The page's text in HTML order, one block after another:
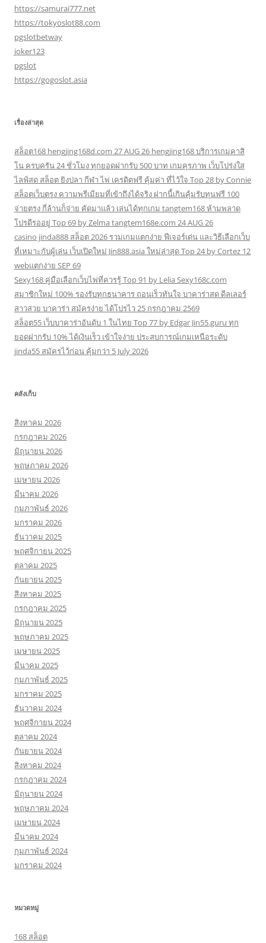
https://samurai777.net
https://tokyoslot88.com
pgslotbetway
joker123
pgslot
https://gogoslot.asia
เรื่องล่าสุด
สล็อต168 hengjing168d.com 27 AUG 26 hengjing168 บริการเกมคาสิ
โน ครบครัน 24 ชั่วโมง ทุกยอดฝากรับ 500 บาท เกมคุรภาพ เว็บโปร่งใส
ไลฟ์สด สล็อต ยิงปลา กีฬา ไพ่ เครดิตฟรี คุ้มค่า ที่ไว้ใจ Top 28 by Connie
สล็อตเว็บตรง ความพรีเมียมที่เข้าถึงได้จริง ฝากนี้เกินคุ้มรับทุนฟรี 100
จ่ายตรง กี่ล้านก็จ่าย คัดมาแล้ว เล่นได้ทุกเกม tangtem168 ห้ามพลาด
โปรดีรออยู่ Top 69 by Zelma tangtem168e.com 24 AUG 26
casino jinda888 สล็อต 2026 รวมเกมแตกง่าย ฟีเจอร์เด่น และวิธีเลือกเว็บ
ที่เหมาะกับผู้เล่น เว็บเปิดใหม่ Jin888.asia ใหม่ล่าสุด Top 24 by Cortez 12
webแตกง่าย SEP 69
Sexy168 คู่มือเลือกเว็บไพ่ที่ควรรู้ Top 91 by Lelia Sexy168c.com
สมาชิกใหม่ 100% รองรับทุกธนาคาร ถอนเร็วทันใจ บาคาร่าสด ดีลเลอร์
สาวสวย บาคาร่า สมัครง่าย ได้โปรไว 25 กรกฎาคม 2569
สล็อต55 เว็บบาคาร่าอันดับ 1 ในไทย Top 77 by Edgar Jin55.guru ทุก
ยอดฝากรับ 10% ได้เงินเร็ว เข้าใจง่าย ประสบการณ์เกมเหนือระดับ
jinda55 สมัครไว้ก่อน คุ้มกว่า 5 July 2026
คลังเก็บ
สิงหาคม 2026
กรกฎาคม 2026
มิถุนายน 2026
พฤษภาคม 2026
เมษายน 2026
มีนาคม 2026
กุมภาพันธ์ 2026
มกราคม 2026
ธันวาคม 2025
พฤศจิกายน 2025
ตุลาคม 2025
กันยายน 2025
สิงหาคม 2025
กรกฎาคม 2025
มิถุนายน 2025
พฤษภาคม 2025
เมษายน 2025
มีนาคม 2025
กุมภาพันธ์ 2025
มกราคม 2025
ธันวาคม 2024
พฤศจิกายน 2024
ตุลาคม 2024
กันยายน 2024
สิงหาคม 2024
กรกฎาคม 2024
มิถุนายน 2024
พฤษภาคม 2024
เมษายน 2024
มีนาคม 2024
กุมภาพันธ์ 2024
มกราคม 2024
หมวดหมู่
168 สล็อต